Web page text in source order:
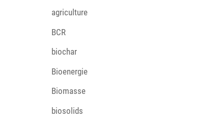
agriculture
BCR
biochar
Bioenergie
Biomasse
biosolids